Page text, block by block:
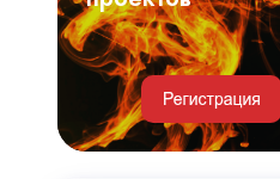
примеры
проектов